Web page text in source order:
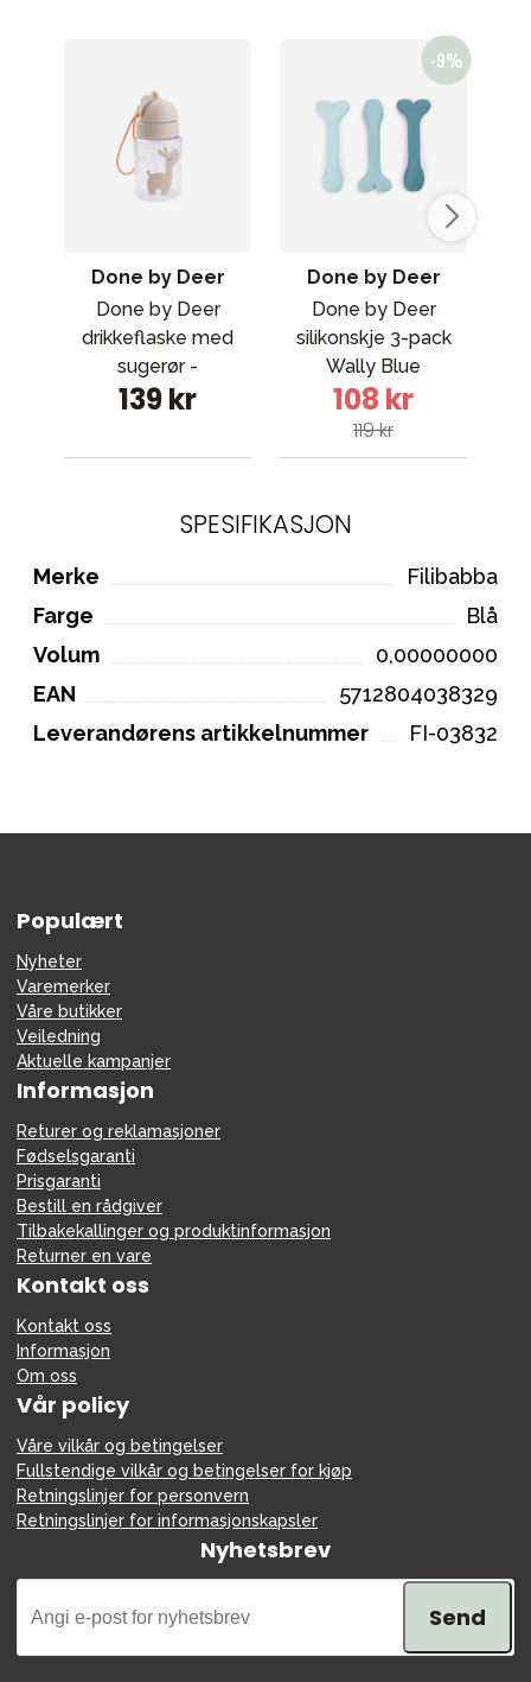
Done by Deer
Done by Deer
drikkeflaske med
sugerør -
Celebration Sand
139 kr
Done by Deer
Done by Deer
silikonskje 3-pack
Wally Blue
108 kr
119 kr
SPESIFIKASJON
Merke
Filibabba
Farge
Blå
Volum
0,00000000
EAN
5712804038329
Leverandørens artikkelnummer
FI-03832
Populært
Nyheter
Varemerker
Våre butikker
Veiledning
Aktuelle kampanjer
Informasjon
Returer og reklamasjoner
Fødselsgaranti
Prisgaranti
Bestill en rådgiver
Tilbakekallinger og produktinformasjon
Returner en vare
Kontakt oss
Kontakt oss
Informasjon
Om oss
Vår policy
Våre vilkår og betingelser
Fullstendige vilkår og betingelser for kjøp
Retningslinjer for personvern
Retningslinjer for informasjonskapsler
Nyhetsbrev
Send